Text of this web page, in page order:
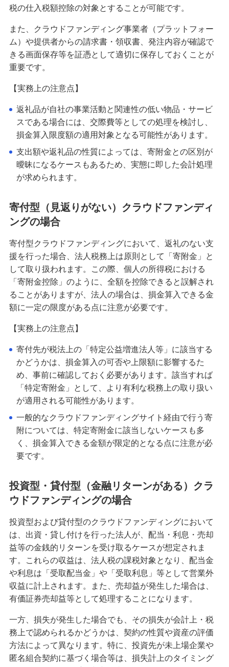
税の仕入税額控除の対象とすることが可能です。
また、クラウドファンディング事業者（プラットフォー
ム）や提供者からの請求書・領収書、発注内容が確認で
きる画面保存等を証憑として適切に保存しておくことが
重要です。
【実務上の注意点】
返礼品が自社の事業活動と関連性の低い物品・サービ
スである場合には、交際費等としての処理を検討し、
損金算入限度額の適用対象となる可能性があります。
支出額や返礼品の性質によっては、寄附金との区別が
曖昧になるケースもあるため、実態に即した会計処理
が求められます。
寄付型（見返りがない）クラウドファンディ
ングの場合
寄付型クラウドファンディングにおいて、返礼のない支
援を行った場合、法人税務上は原則として「寄附金」と
して取り扱われます。この際、個人の所得税における
「寄附金控除」のように、全額を控除できると誤解され
ることがありますが、法人の場合は、損金算入できる金
額に一定の限度がある点に注意が必要です。
【実務上の注意点】
寄付先が税法上の「特定公益増進法人等」に該当する
かどうかは、損金算入の可否や上限額に影響するた
め、事前に確認しておく必要があります。該当すれば
「特定寄附金」として、より有利な税務上の取り扱い
が適用される可能性があります。
一般的なクラウドファンディングサイト経由で行う寄
附については、特定寄附金に該当しないケースも多
く、損金算入できる金額が限定的となる点に注意が必
要です。
投資型・貸付型（金融リターンがある）クラ
ウドファンディングの場合
投資型および貸付型のクラウドファンディングにおいて
は、出資・貸し付けを行った法人が、配当・利息・売却
益等の金銭的リターンを受け取るケースが想定されま
す。これらの収益は、法人税の課税対象となり、配当金
や利息は「受取配当金」や「受取利息」等として営業外
収益に計上されます。また、売却益が発生した場合は、
有価証券売却益等として処理することになります。
一方、損失が発生した場合でも、その損失が会計上・税
務上で認められるかどうかは、契約の性質や資産の評価
方法によって異なります。特に、投資先が未上場企業や
匿名組合契約に基づく場合等は、損失計上のタイミング